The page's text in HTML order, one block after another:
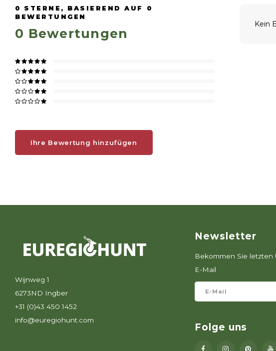
0 STERNE, BASIEREND AUF 0
BEWERTUNGEN
0 Bewertungen
Ihre Bewertung hinzufügen
Kein
Wijnweg 1
6273ND Ingber
+31 (0)43 450 1452
info@euregiohunt.com
Newsletter
Bekommen Sie
E-Mail
Folge uns